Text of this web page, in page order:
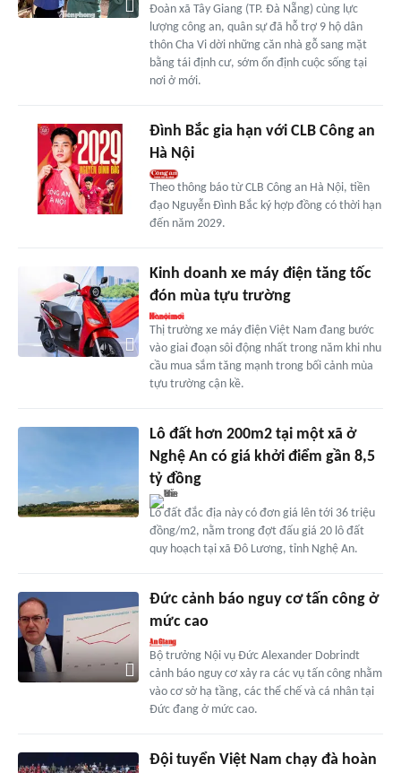
Đoàn xã Tây Giang (TP. Đà Nẵng) cùng lực
lượng công an, quân sự đã hỗ trợ 9 hộ dân
thôn Cha Vi dời những căn nhà gỗ sang mặt
bằng tái định cư, sớm ổn định cuộc sống tại
nơi ở mới.
Đình Bắc gia hạn với CLB Công an
Hà Nội
Theo thông báo từ CLB Công an Hà Nội, tiền
đạo Nguyễn Đình Bắc ký hợp đồng có thời hạn
đến năm 2029.
Kinh doanh xe máy điện tăng tốc
đón mùa tựu trường
Thị trường xe máy điện Việt Nam đang bước
vào giai đoạn sôi động nhất trong năm khi nhu
cầu mua sắm tăng mạnh trong bối cảnh mùa
tựu trường cận kề.
Lô đất hơn 200m2 tại một xã ở
Nghệ An có giá khởi điểm gần 8,5
tỷ đồng
Lô đất đắc địa này có đơn giá lên tới 36 triệu
đồng/m2, nằm trong đợt đấu giá 20 lô đất
quy hoạch tại xã Đô Lương, tỉnh Nghệ An.
Đức cảnh báo nguy cơ tấn công ở
mức cao
Bộ trưởng Nội vụ Đức Alexander Dobrindt
cảnh báo nguy cơ xảy ra các vụ tấn công nhằm
vào cơ sở hạ tầng, các thể chế và cá nhân tại
Đức đang ở mức cao.
Đội tuyển Việt Nam chạy đà hoàn